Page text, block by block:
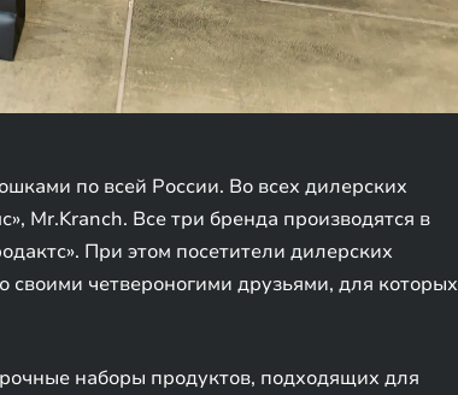
по всей России. Во всех дилерских
Mr.Kranch. Все три бренда производятся в
При этом посетители дилерских
своими четвероногими друзьями, для которых
наборы продуктов, подходящих для